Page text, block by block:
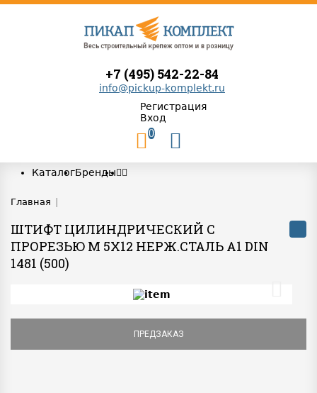
+7 (495) 542-22-84
info@pickup-komplekt.ru
Регистрация
Вход
0
КаталогБренды
Главная
ШТИФТ ЦИЛИНДРИЧЕСКИЙ C
ПРОРЕЗЬЮ M 5Х12 НЕРЖ.СТАЛЬ A1 DIN
1481 (500)
ПРЕДЗАКАЗ